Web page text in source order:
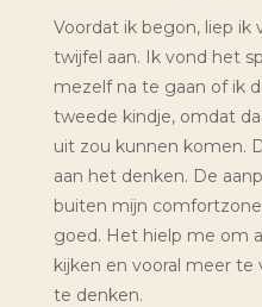
Voordat ik begon, liep ik
twijfel aan. Ik vond het
mezelf na te gaan of ik
tweede kindje, omdat
uit zou kunnen komen.
aan het denken. De
buiten mijn
goed. Het hielp me om
kijken en vooral meer te
te denken.